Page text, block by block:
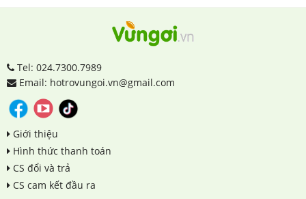
Tel: 024.7300.7989
Email: hotrovungoi.vn@gmail.com
Giới thiệu
Hình thức thanh toán
CS đổi và trả
CS cam kết đầu ra